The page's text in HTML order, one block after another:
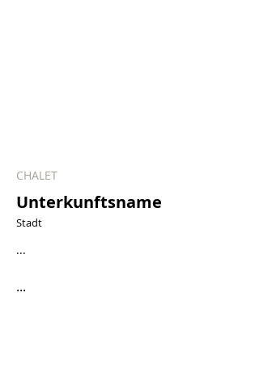
CHALET
Unterkunftsname
Stadt
...
...